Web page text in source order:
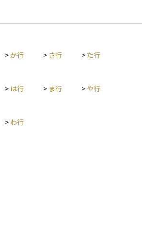
セズ）など、世界的に影響力のある企業
かむうえで、非常に重要な指標とされてい
す。資産運用においては、テクノロジーセ
>か行 > さ行 > た行
> は行 > ま行 > や行
> わ行